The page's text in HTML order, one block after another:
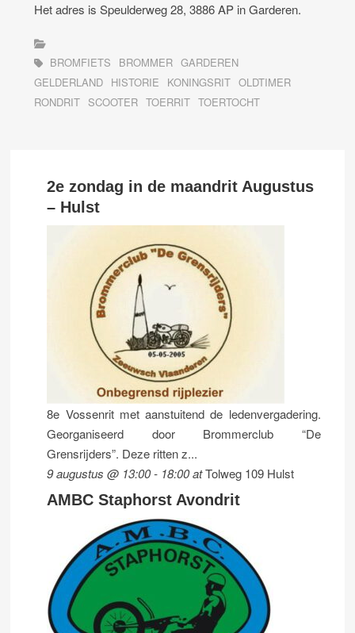
Het adres is Speulderweg 28, 3886 AP in Garderen.
BROMFIETS BROMMER GARDEREN
GELDERLAND HISTORIE KONINGSRIT OLDTIMER
RONDRIT SCOOTER TOERRIT TOERTOCHT
2e zondag in de maandrit Augustus
– Hulst
8e Vossenrit met aanstuitend de ledenvergadering.
Georganiseerd door Brommerclub “De
Grensrijders”. Deze ritten z...
9 augustus @ 13:00- 18:00atTolweg 109 Hulst
AMBC Staphorst Avondrit